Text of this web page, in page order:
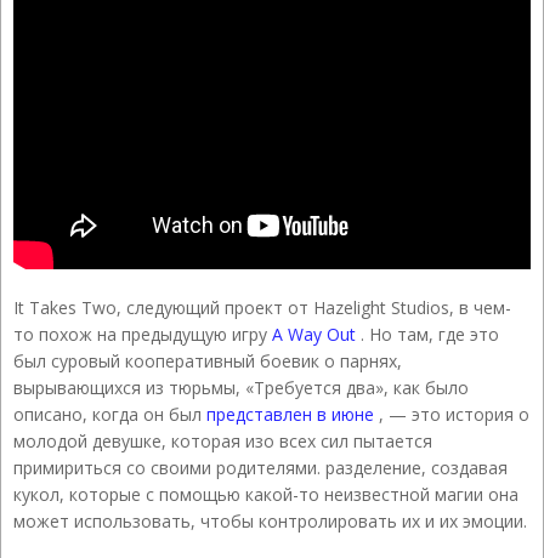
It Takes Two, следующий проект от Hazelight Studios, в чем-
то похож на предыдущую игру A Way Out . Но там, где это
был суровый кооперативный боевик о парнях,
вырывающихся из тюрьмы, «Требуется два», как было
описано, когда он был представлен в июне , — это история о
молодой девушке, которая изо всех сил пытается
примириться со своими родителями. разделение, создавая
кукол, которые с помощью какой-то неизвестной магии она
может использовать, чтобы контролировать их и их эмоции.